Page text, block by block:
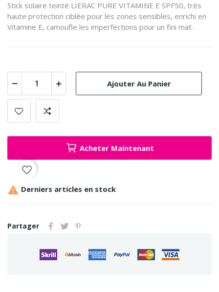
Stick solaire teinté LIERAC PURE VITAMINE E SPF50, très
haute protection ciblée pour les zones sensibles, enrichi en
Vitamine E, camoufle les imperfections pour un fini mat.
Ajouter Au Panier
Acheter Maintenant
favorite_border
 Derniers articles en stock
Partager